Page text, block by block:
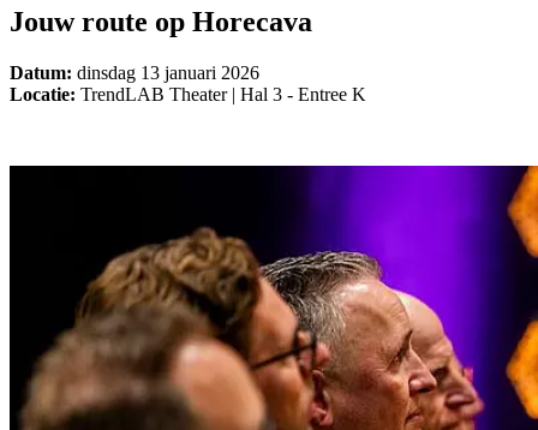
Jouw route op Horecava
Datum: dinsdag 13 januari 2026
Locatie: TrendLAB Theater | Hal 3 - Entree K